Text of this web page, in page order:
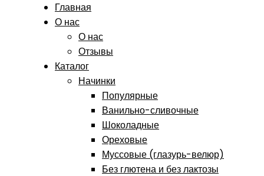
Главная
О нас
О нас
Отзывы
Каталог
Начинки
Популярные
Ванильно-сливочные
Шоколадные
Ореховые
Муссовые (глазурь-велюр)
Без глютена и без лактозы